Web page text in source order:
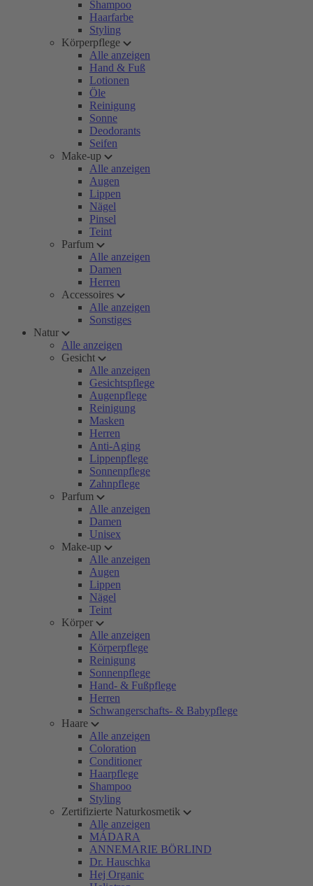
Shampoo
Haarfarbe
Styling
Körperpflege
Alle anzeigen
Hand & Fuß
Lotionen
Öle
Reinigung
Sonne
Deodorants
Seifen
Make-up
Alle anzeigen
Augen
Lippen
Nägel
Pinsel
Teint
Parfum
Alle anzeigen
Damen
Herren
Accessoires
Alle anzeigen
Sonstiges
Natur
Alle anzeigen
Gesicht
Alle anzeigen
Gesichtspflege
Augenpflege
Reinigung
Masken
Herren
Anti-Aging
Lippenpflege
Sonnenpflege
Zahnpflege
Parfum
Alle anzeigen
Damen
Unisex
Make-up
Alle anzeigen
Augen
Lippen
Nägel
Teint
Körper
Alle anzeigen
Körperpflege
Reinigung
Sonnenpflege
Hand- & Fußpflege
Herren
Schwangerschafts- & Babypflege
Haare
Alle anzeigen
Coloration
Conditioner
Haarpflege
Shampoo
Styling
Zertifizierte Naturkosmetik
Alle anzeigen
MÁDARA
ANNEMARIE BÖRLIND
Dr. Hauschka
Hej Organic